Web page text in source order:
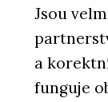
Jsou
a
funguje